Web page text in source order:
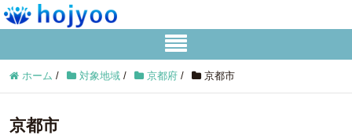
ホーム / 対象地域 / 京都府 / 京都市
京都市